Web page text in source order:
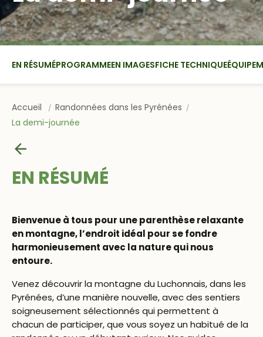
EN RÉSUMÉPROGRAMMEEN IMAGESFICHE TECHNIQUE
Accueil
Randonnées dans les Pyrénées
La demi-journée
EN RÉSUMÉ
Bienvenue à tous pour une parenthèse relaxante
en montagne, l’endroit idéal pour se fondre
harmonieusement avec la nature qui nous
entoure.
Venez découvrir la montagne du Luchonnais, dans les
Pyrénées, d’une manière nouvelle, avec des sentiers
soigneusement sélectionnés qui permettent à
chacun de participer, que vous soyez un habitué de la